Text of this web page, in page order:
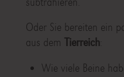
Oder Sie bereiten ein
aus dem Tierreich
Wie viele Beine